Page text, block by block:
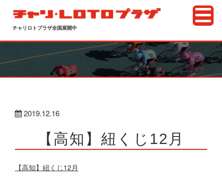
チャリロトプラザ全国展開中
2019.12.16
【高知】紐くじ12月
【高知】紐くじ12月